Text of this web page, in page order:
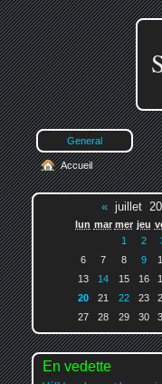
General
Accueil
« juillet
lun mar mer jeu
1
2
6
7 8 9
13
14 15 16
20
21 22 23
27
28 29 30
En vedette